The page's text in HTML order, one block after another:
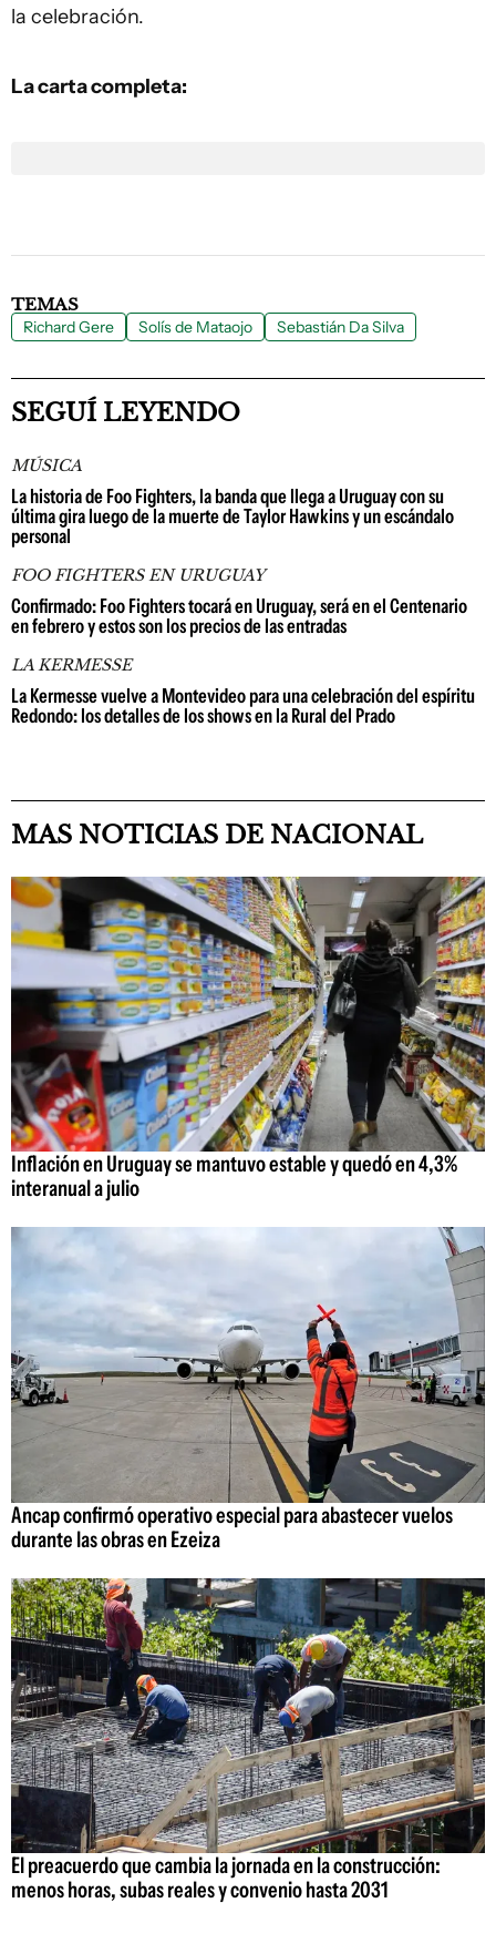
la celebración.
La carta completa:
TEMAS
Richard Gere Solís de Mataojo Sebastián Da Silva
SEGUÍ LEYENDO
MÚSICA
La historia de Foo Fighters, la banda que llega a Uruguay con su
última gira luego de la muerte de Taylor Hawkins y un escándalo
personal
FOO FIGHTERS EN URUGUAY
Confirmado: Foo Fighters tocará en Uruguay, será en el Centenario
en febrero y estos son los precios de las entradas
LA KERMESSE
La Kermesse vuelve a Montevideo para una celebración del espíritu
Redondo: los detalles de los shows en la Rural del Prado
MAS NOTICIAS DE NACIONAL
Inflación en Uruguay se mantuvo estable y quedó en 4,3%
interanual a julio
Ancap confirmó operativo especial para abastecer vuelos
durante las obras en Ezeiza
El preacuerdo que cambia la jornada en la construcción:
menos horas, subas reales y convenio hasta 2031